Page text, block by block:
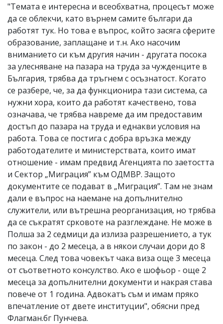
"Темата е интересна и всеобхватна, процесът може
да се облекчи, като върнем самите българи да
работят тук. Но това е въпрос, който засяга сферите
образование, заплащане и т.н. Ако насочим
вниманието си към другия начин - другата посока
за улесняване на пазара на труда за чужденците в
България, трябва да тръгнем с осъзнатост. Когато
се разбере, че, за да функционира тази система, са
нужни хора, които да работят качествено, това
означава, че трябва навреме да им предоставим
достъп до пазара на труда и еднакви условия на
работа. Това се постига с добра връзка между
работодателите и министерствата, които имат
отношение - имам предвид Агенцията по заетостта
и Сектор „Миграция” към ОДМВР. Защото
документите се подават в „Миграция”. Там не знам
дали е въпрос на наемане на допълнително
служители, или вътрешна реорганизация, но трябва
да се съкратят срковоте на разглеждане. Не може в
Полша за 2 седмици да излиза разрешението, а тук
по закон - до 2 месеца, а в някои случаи дори до 8
месеца. След това човекът чака виза още 3 месеца
от съответното консулство. Ако е шофьор - още 2
месеца за допълнителни документи и накрая става
повече от 1 година. Адвокатъ съм и имам пряко
впечатление от двете институции", обясни пред
Флагман.бг Пунчева.